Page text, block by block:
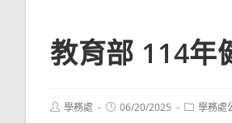
教育部 114年
Post學務處
Post06/20/2025
Post學務處